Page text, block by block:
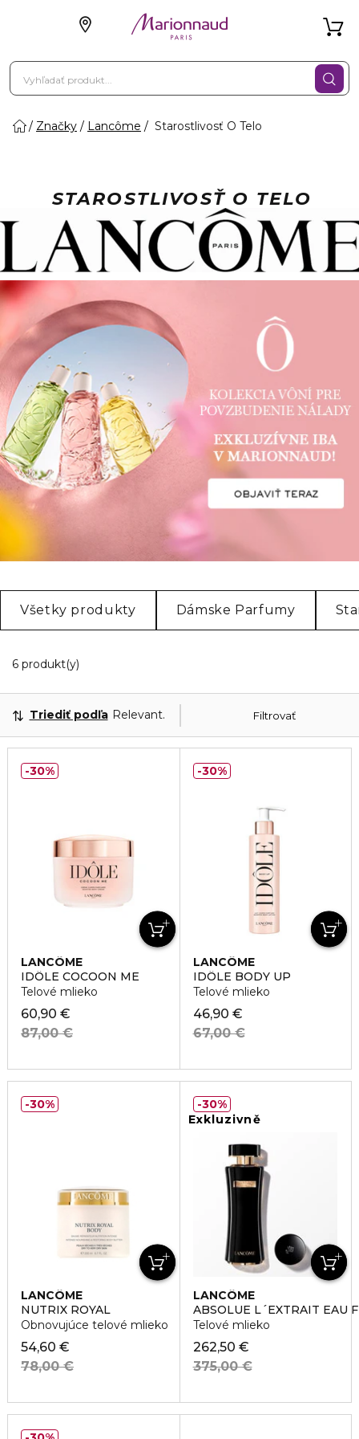
Značky Lancôme Starostlivosť O Telo
STAROSTLIVOSŤ O TELO
Všetky produkty Dámske Parfumy
6 produkt(y)
Filtrovať
Triediť podľa Relevantnosť
LANCÔME
IDÔLE COCOON ME
Telové mlieko
60,90 €
87,00 €
30%
LANCÔME
IDÔLE BODY UP
Telové mlieko
46,90 €
67,00 €
30%
LANCÔME
NUTRIX ROYAL
Obnovujúce telové mlieko
54,60 €
78,00 €
30%
Exkluzivně
LANCÔME
ABSOLUE L´EXTRAIT EAU
Telové mlieko
262,50 €
375,00 €
30%